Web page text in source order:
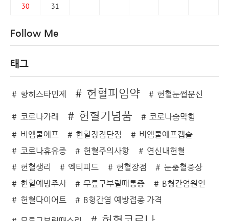
30
31
Follow Me
태그
향히스타민제 헌혈피임약 헌혈눈썹문신
코로나가래 헌혈기념품
코로나숨막힘
비엠쿨에프
헌혈장점단점
비엠쿨에프캡슐
코로나휴유증
헌혈주의사항
연신내헌혈
헌혈생리
엑티피드 헌혈장점
눈충혈증상
헌혈예방주사
무릎구부릴때통증
B형간염원인
헌혈다이어트
B형간염 예방접종 가격